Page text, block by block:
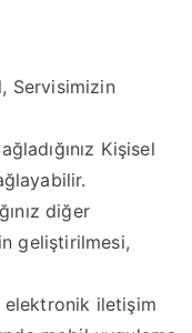
Servisimizin
Kişisel
diğer
geliştirilmesi,
elektronik iletişim